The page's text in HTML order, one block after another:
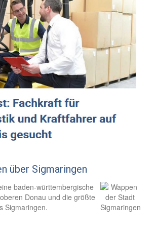
über Sigmaringen
baden-württembergische
Donau und die größte
Sigmaringen.